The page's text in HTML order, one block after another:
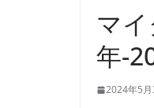
マ
年-
2024年5月